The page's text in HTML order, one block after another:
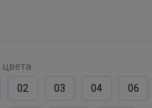
цвета
02 03 04 06